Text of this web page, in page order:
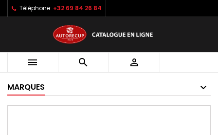
Téléphone: +32 69 84 26 84
  
MARQUES